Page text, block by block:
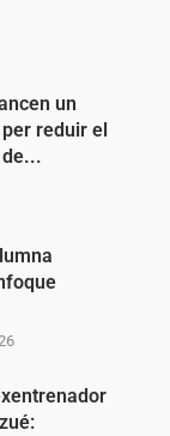
un
reduir el